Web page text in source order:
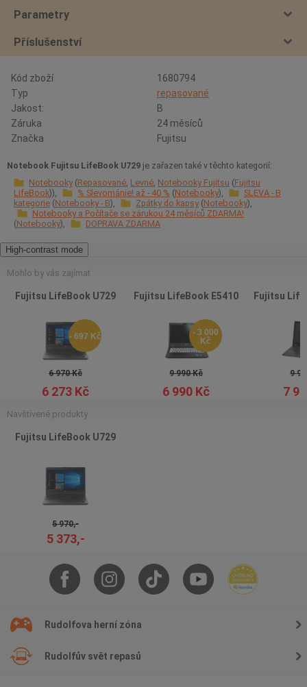
Parametry
Příslušenství
Kód zboží
1680794
Typ
repasované
Jakost:
B
Záruka
24 měsíců
Značka
Fujitsu
Notebook Fujitsu LifeBook U729 je zařazen také v těchto kategorií:
Notebooky Repasované Levné Notebooky Fujitsu Fujitsu
LifeBook
% Slevománie! až - 40 % Notebooky
SLEVA - B
kategorie Notebooky - B Zpátky do kapsy Notebooky
Notebooky a Počítače se zárukou 24 měsíců ZDARMA!
Notebooky
DOPRAVA ZDARMA
High-contrast mode
Mohlo by vás zajímat
Fujitsu LifeBook U729
- 697 Kč
6 970 Kč
6 273 Kč
Fujitsu LifeBook E5410
- 3 000
Kč
9 990 Kč
6 990 Kč
Fujitsu
9
7
Navštívené produkty
Fujitsu LifeBook U729
5 970,-
5 373,-
Rudolfova herní zóna
Rudolfův svět repasů